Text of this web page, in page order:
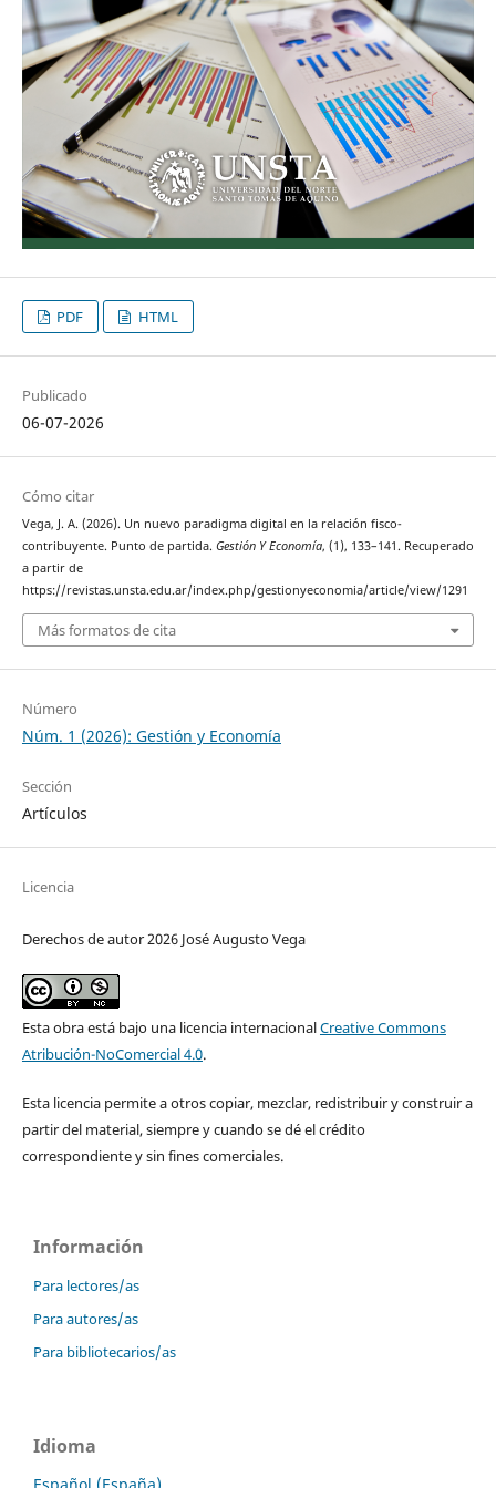
PDF HTML
Publicado
06-07-2026
Cómo citar
Vega, J. A. (2026). Un nuevo paradigma digital en la relación fisco-
contribuyente. Punto de partida. Gestión Y Economía, (1), 133–141. Recuperado
a partir de
https://revistas.unsta.edu.ar/index.php/gestionyeconomia/article/view/1291
Más formatos de cita
Número
Núm. 1 (2026): Gestión y Economía
Sección
Artículos
Licencia
Derechos de autor 2026 José Augusto Vega
Esta obra está bajo una licencia internacionalCreative Commons
Atribución-NoComercial 4.0.
Esta licencia permite a otros copiar, mezclar, redistribuir y construir a
partir del material, siempre y cuando se dé el crédito
correspondiente y sin fines comerciales.
Información
Para lectores/as
Para autores/as
Para bibliotecarios/as
Idioma
Español (España)